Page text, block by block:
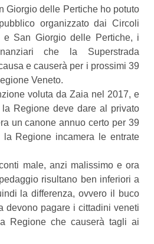
Giorgio delle Pertiche ho potuto
organizzato dai Circoli
e San Giorgio delle Pertiche, i
che la Superstrada
e causerà per i prossimi 39
Veneto.
voluta da Zaia nel 2017, e
Regione deve dare al privato
un canone annuo certo per 39
Regione incamera le entrate
male, anzi malissimo e ora
risultano ben inferiori a
la differenza, ovvero il buco
devono pagare i cittadini veneti
Regione che causerà tagli ai